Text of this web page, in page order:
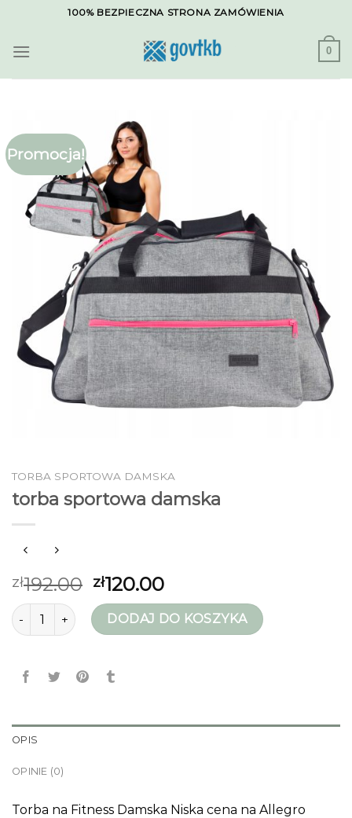
content
100% BEZPIECZNA STRONA ZAMÓWIENIA
0
Promocja!
TORBA SPORTOWA DAMSKA
torba sportowa damska
zł192.00 zł120.00
ilość torba sportowa damskaDODAJ DO KOSZYKA
OPIS
OPINIE (0)
Torba na Fitness Damska Niska cena na Allegro